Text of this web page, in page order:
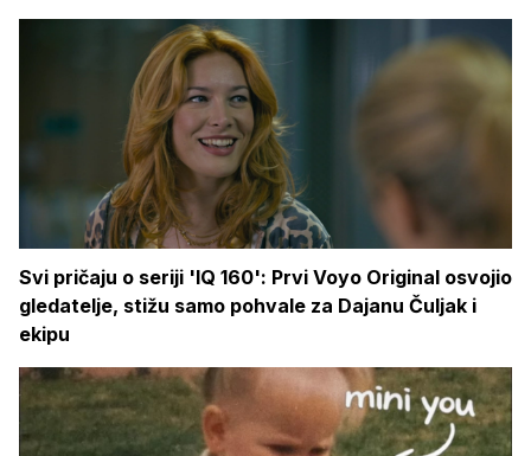
Svi pričaju o seriji 'IQ 160': Prvi Voyo Original osvojio
gledatelje, stižu samo pohvale za Dajanu Čuljak i
ekipu